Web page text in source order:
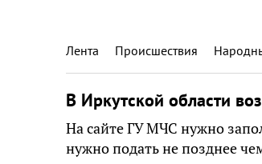
Лента Происшествия
В Иркутской области
На сайте ГУ МЧС нужно
нужно подать не позднее